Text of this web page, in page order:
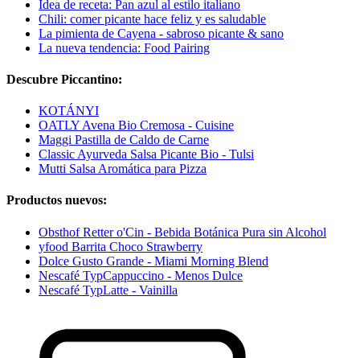
Idea de receta: Pan azul al estilo italiano
Chili: comer picante hace feliz y es saludable
La pimienta de Cayena - sabroso picante & sano
La nueva tendencia: Food Pairing
Descubre Piccantino:
KOTÁNYI
OATLY Avena Bio Cremosa - Cuisine
Maggi Pastilla de Caldo de Carne
Classic Ayurveda Salsa Picante Bio - Tulsi
Mutti Salsa Aromática para Pizza
Productos nuevos:
Obsthof Retter o'Cin - Bebida Botánica Pura sin Alcohol
yfood Barrita Choco Strawberry
Dolce Gusto Grande - Miami Morning Blend
Nescafé TypCappuccino - Menos Dulce
Nescafé TypLatte - Vainilla